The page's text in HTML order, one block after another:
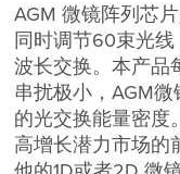
AGM 微镜阵列芯
同时调节60束光
波长交换。本产品
串扰极小，AGM
的光交换能量密度
高增长潜力市场的